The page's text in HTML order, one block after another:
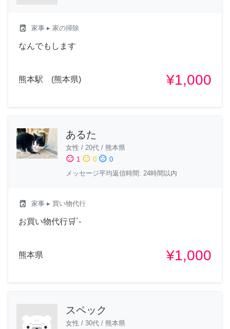
local_laundry_service 家事 ▸ 家の掃除
なんでもします
熊本駅 (熊本県) ¥1,000
あるた
女性 / 20代 / 熊本県
sentiment_satisfied 1 sentiment_neutral 0 sentiment_dissatisfied 0
メッセージ平均返信時間: 24時間以内
local_laundry_service 家事 ▸ 買い物代行
お買い物代行🛒´-
熊本県 ¥1,000
スペック
女性 / 30代 / 熊本県